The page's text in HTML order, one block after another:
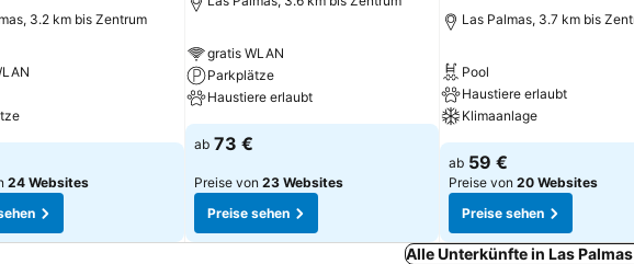
3.2 km bis Zentrum
24 Websites
gratis WLAN
Parkplätze
Haustiere erlaubt
ab 73 €
Preise von 23 Websites
Preise sehen
Las Palmas, 3.7 km bis
Pool
Haustiere erlaubt
Klimaanlage
ab 59 €
Preise von 20 Websites
Preise sehen
Alle Unterkünfte in Las